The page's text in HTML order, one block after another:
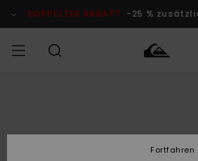
Produktinformation
DOPPELTER RABATT -25 % zusätzlich
Accessoires
JUNGEN
Accessoires
Brandneu
VersandFortfahren